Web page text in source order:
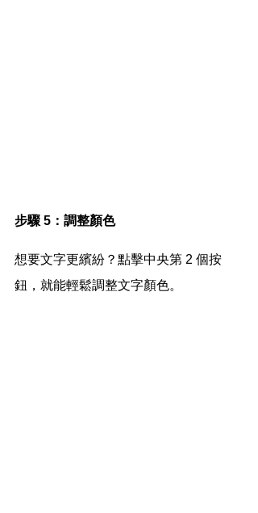
步驟 5：調整顏色
想要文字更繽紛？點擊中央第 2 個按
鈕，就能輕鬆調整文字顏色。